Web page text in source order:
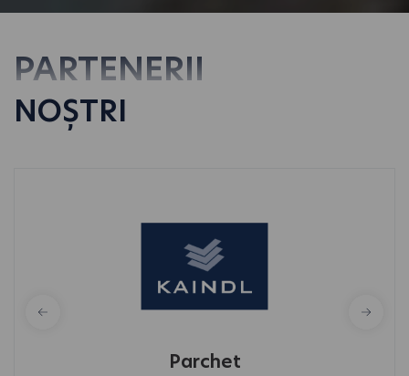
PARTENERII
NOȘTRI
Parchet